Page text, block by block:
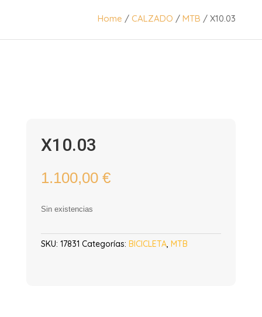
Home /CALZADO /MTB / X10.03
X10.03
1.100,00 €
Sin existencias
SKU: 17831 Categorías: BICICLETA, MTB